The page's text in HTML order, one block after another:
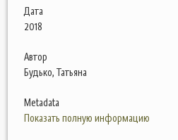
Дата
2018
Автор
Будько, Татьяна
Metadata
Показать полную информацию